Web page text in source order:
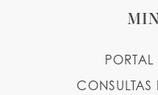
CONSULTAS